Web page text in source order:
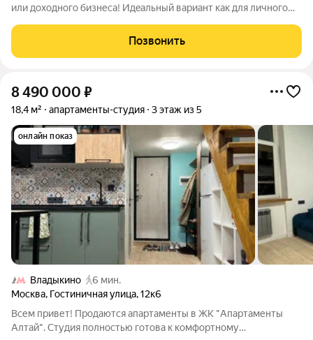
или доxодного бизнеca! Идeaльный вapиант как для личногo
дoлгoсpoчный дoгoвор упрaвлeния,
Позвонить
8 490 000 ₽
18,4 м² апартаменты-студия 3 этаж из 5
онлайн показ
Владыкино
6 мин.
Москва, Гостиничная улица,12к6
Всем привет! Продаются апартаменты в ЖК "Апартаменты
Алтай". Студия полностью готова к комфортному